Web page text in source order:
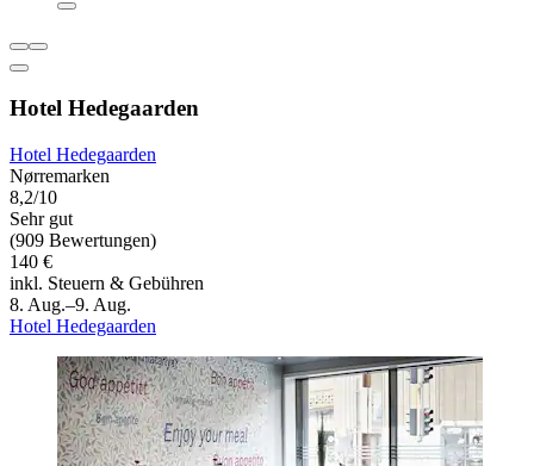
Hotel Hedegaarden
Hotel Hedegaarden
Nørremarken
8,2/10
Sehr gut
(909 Bewertungen)
140 €
inkl. Steuern & Gebühren
8. Aug.–9. Aug.
Hotel Hedegaarden